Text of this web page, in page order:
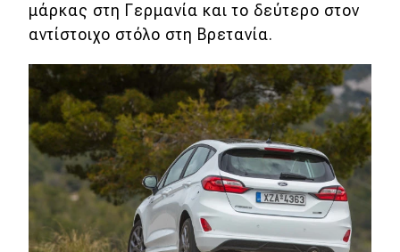
Ασφάλεια
Απόψεις
Test Drive
Δοκιμή
Αποστολή
μάρκας στη Γερμανία και το δεύτερο στον
αντίστοιχο στόλο στη Βρετανία.